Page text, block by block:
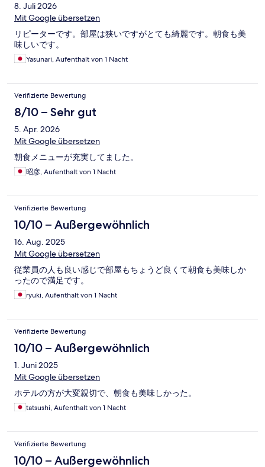
8. Juli 2026
Mit Google übersetzen
リピーターです。部屋は狭いですがとても綺麗です。朝食も美
味しいです。
Yasunari, Aufenthalt von 1 Nacht
Verifizierte Bewertung
8/10 – Sehr gut
5. Apr. 2026
Mit Google übersetzen
朝食メニューが充実してました。
昭彦, Aufenthalt von 1 Nacht
Verifizierte Bewertung
10/10 – Außergewöhnlich
16. Aug. 2025
Mit Google übersetzen
従業員の人も良い感じで部屋もちょうど良くて朝食も美味しか
ったので満足です。
ryuki, Aufenthalt von 1 Nacht
Verifizierte Bewertung
10/10 – Außergewöhnlich
1. Juni 2025
Mit Google übersetzen
ホテルの方が大変親切で、朝食も美味しかった。
tatsushi, Aufenthalt von 1 Nacht
Verifizierte Bewertung
10/10 – Außergewöhnlich